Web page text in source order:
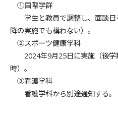
①国際学群
学生と教員で調整し、面談日
降の実施でも構わない）。
②スポーツ健康学科
2024年9月25日に実施（後学
時）。
③看護学科
看護学科から別途通知する。